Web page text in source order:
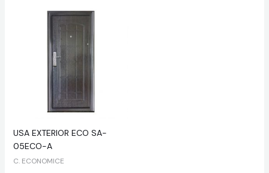
USA EXTERIOR ECO SA-
05ECO-A
C. ECONOMICE